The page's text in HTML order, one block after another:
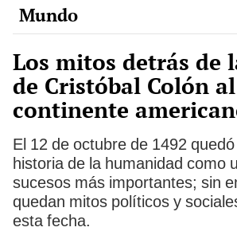
Mundo
Los mitos detrás de
de Cristóbal Colón al
continente
El 12 de octubre de 1492
historia de la humanidad como
sucesos más importantes; sin
quedan mitos políticos y
esta fecha.